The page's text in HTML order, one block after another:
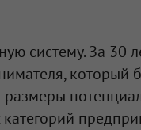
систему. За 30
который